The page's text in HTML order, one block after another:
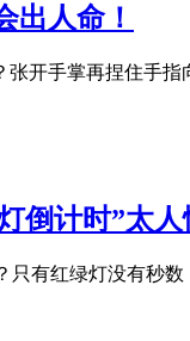
出人命！
张开手掌再捏住手
倒计时”太人
只有红绿灯没有秒